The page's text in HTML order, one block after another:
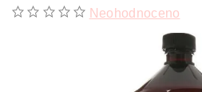
Neohodnoceno